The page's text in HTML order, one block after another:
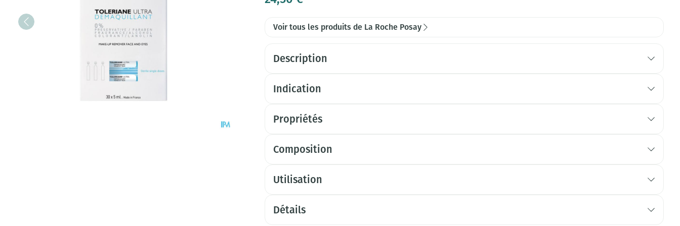
Voir tous les produits de La Roche Posay
Description
Indication
Propriétés
Composition
Utilisation
Détails